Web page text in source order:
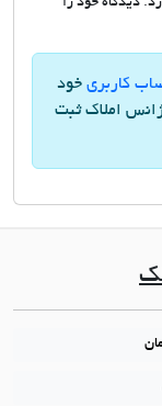
کاربری خود
املاک ثبت